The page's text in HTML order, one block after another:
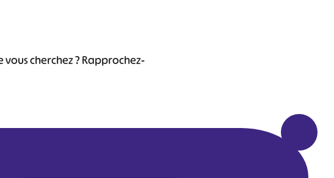
vous cherchez ? Rapprochez-